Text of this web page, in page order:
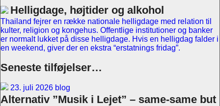
Helligdage, højtider og alkohol
Thailand fejrer en række nationale helligdage med relation til
kulter, religion og kongehus. Offentlige institutioner og banker
er normalt lukket på disse helligdage. Hvis en helligdag falder i
en weekend, giver der en ekstra “erstatnings fridag”.
Seneste tilføjelser…
23. juli 2026 blog
Alternativ ”Musik i Lejet” – same-same but